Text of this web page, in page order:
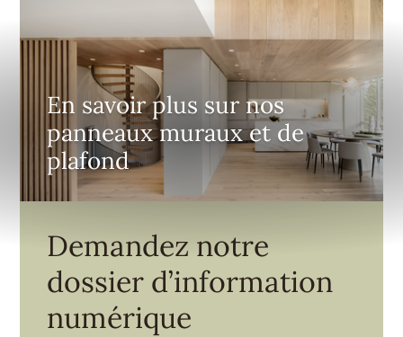
En savoir plus sur nos
panneaux muraux et de
plafond
InternalFormDataPassing
bn1q0rrvUn2bmwl
Demandez notre
dossier d’information
numérique